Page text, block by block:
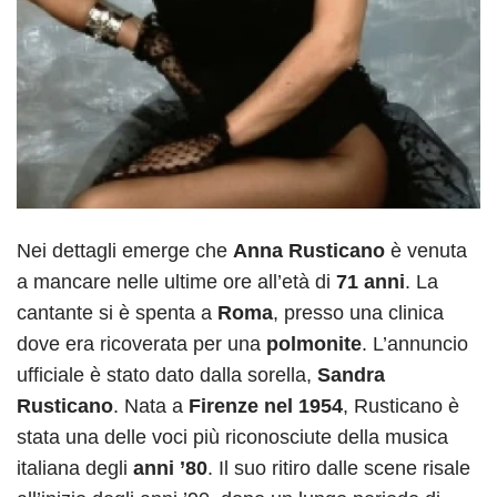
Nei dettagli emerge che Anna Rusticano è venuta
a mancare nelle ultime ore all’età di 71 anni. La
cantante si è spenta a Roma, presso una clinica
dove era ricoverata per una polmonite. L’annuncio
ufficiale è stato dato dalla sorella, Sandra
Rusticano. Nata a Firenze nel 1954, Rusticano è
stata una delle voci più riconosciute della musica
italiana degli anni ’80. Il suo ritiro dalle scene risale